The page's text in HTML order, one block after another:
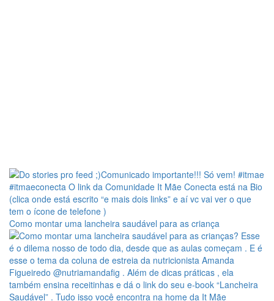
Como montar uma lancheira saudável para as criança